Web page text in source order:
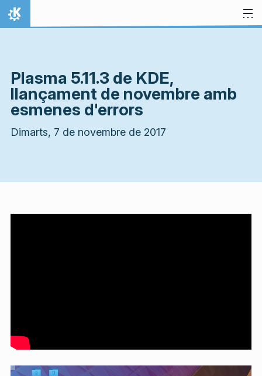
Salta al contingut
Inici
Plasma 5.11.3 de KDE,
llançament de novembre amb
esmenes d'errors
Dimarts, 7 de novembre de 2017